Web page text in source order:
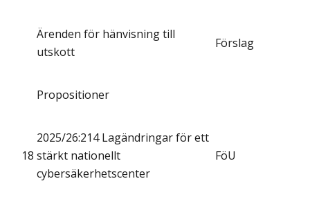
Ärenden för hänvisning till
utskott
Förslag
Propositioner
18
2025/26:214 Lagändringar för ett
stärkt nationellt
cybersäkerhetscenter
FöU